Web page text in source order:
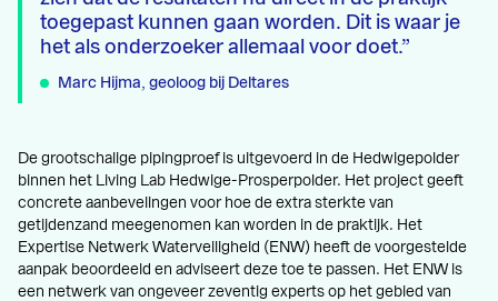
toegepast kunnen gaan worden. Dit is waar je
het als onderzoeker allemaal voor doet.
Marc Hijma, geoloog bij Deltares
De grootschalige pipingproef is uitgevoerd in de Hedwigepolder
binnen het Living Lab Hedwige-Prosperpolder. Het project geeft
concrete aanbevelingen voor hoe de extra sterkte van
getijdenzand meegenomen kan worden in de praktijk. Het
Expertise Netwerk Waterveiligheid (ENW) heeft de voorgestelde
aanpak beoordeeld en adviseert deze toe te passen. Het ENW is
een netwerk van ongeveer zeventig experts op het gebied van